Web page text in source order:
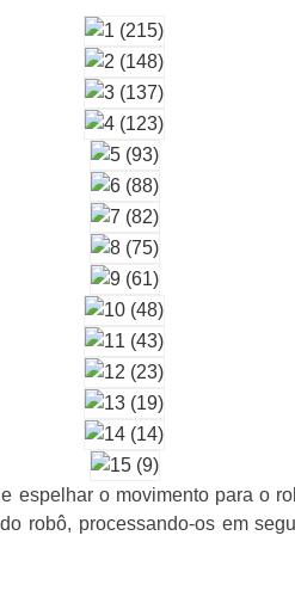
o movimento para o
robô, processando-os em